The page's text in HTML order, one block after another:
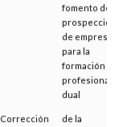
fomento de
prospección
de empresas
para la
formación
profesional
dual
Corrección
de la